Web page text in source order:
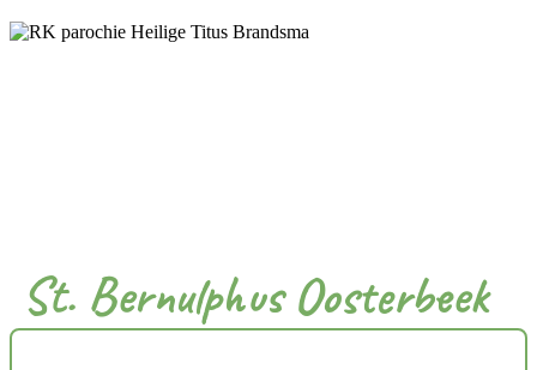
St. Bernulphus Oosterbeek